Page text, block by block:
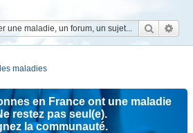
maladies
en France ont une maladie
restez pas seul(e).
la communauté.